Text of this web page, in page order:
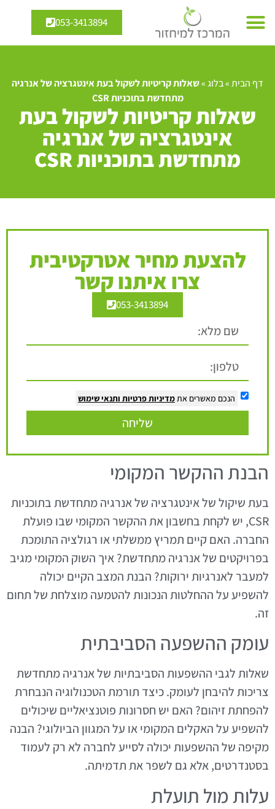
053-3413894
דף הבית»בלוג»שאלות קריטיות לשקול בעת אינטגרציה של אנרגיה
מתחדשת בתוכניות CSR
שאלות קריטיות לשקול בעת
אינטגרציה של אנרגיה
מתחדשת בתוכניות CSR
להצעת מחיר אטרקטיבית
צרו איתנו קשר
053-3413894
הנכם מאשרים את מדיניות פרטיות ותנאי שימוש
שליחה
הבנת ההקשר המקומי
בעת שיקול של אינטגרציה של אנרגיה מתחדשת בתוכניות
CSR, יש לקחת בחשבון את ההקשר המקומי שבו פועלת
החברה. האם קיים תמריץ ממשלתי או רגולציה התומכת
בפרויקטים של אנרגיה מתחדשת? איך השוק המקומי מגיב
למעבר לאנרגיות ירוקות? הבנת המצב הקיים יכולה
להשפיע על ההחלטות הנכונות להטמעה מוצלחת של תחום
זה.
עומק ההשפעה הסביבתית
שאלות לגבי ההשפעות הסביבתיות של אנרגיה מתחדשת
צריכות להיבחן לעומק. כיצד תורמת הטכנולוגיה הנבחרת
להפחתת זיהום? האם יש חסרונות פוטנציאליים שיכולים
להשפיע על האקלים המקומי או על המגוון הביולוגי? הבנה
מקיפה של ההשפעות יכולה לסייע לחברה לא רק לעמוד
בסטנדרטים, אלא גם לשפר את תדמיתה.
עלות מול תועלת